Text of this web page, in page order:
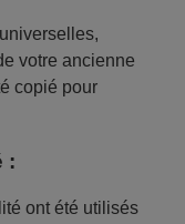
votre ancienne
copié pour
:
ont été utilisés